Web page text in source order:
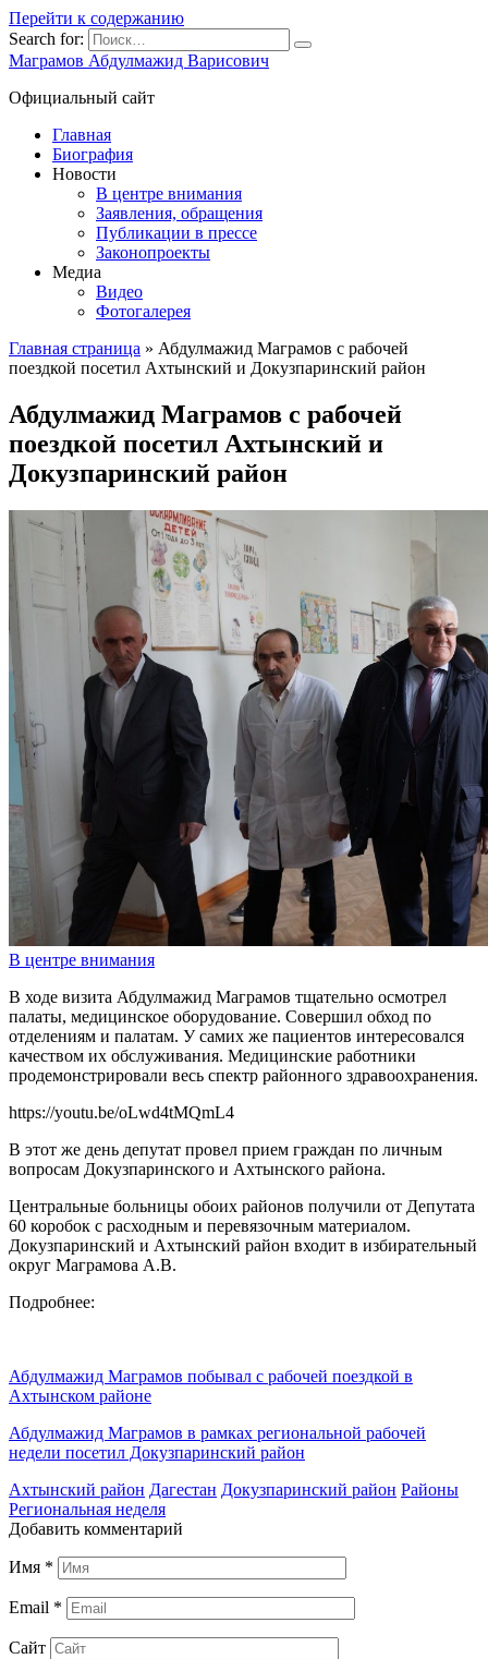
Перейти к содержанию
Search for:
Маграмов Абдулмажид Варисович
Официальный сайт
Главная
Биография
Новости
В центре внимания
Заявления, обращения
Публикации в прессе
Законопроекты
Медиа
Видео
Фотогалерея
Главная страница » Абдулмажид Маграмов с рабочей
поездкой посетил Ахтынский и Докузпаринский район
Абдулмажид Маграмов с рабочей
поездкой посетил Ахтынский и
Докузпаринский район
В центре внимания
В ходе визита Абдулмажид Маграмов тщательно осмотрел
палаты, медицинское оборудование. Совершил обход по
отделениям и палатам. У самих же пациентов интересовался
качеством их обслуживания. Медицинские работники
продемонстрировали весь спектр районного здравоохранения.
https://youtu.be/oLwd4tMQmL4
В этот же день депутат провел прием граждан по личным
вопросам Докузпаринского и Ахтынского района.
Центральные больницы обоих районов получили от Депутата
60 коробок с расходным и перевязочным материалом.
Докузпаринский и Ахтынский район входит в избирательный
округ Маграмова А.В.
Подробнее:
Абдулмажид Маграмов побывал с рабочей поездкой в
Ахтынском районе
Абдулмажид Маграмов в рамках региональной рабочей
недели посетил Докузпаринский район
Ахтынский район Дагестан Докузпаринский район Районы
Региональная неделя
Добавить комментарий
Имя *
Email *
Сайт